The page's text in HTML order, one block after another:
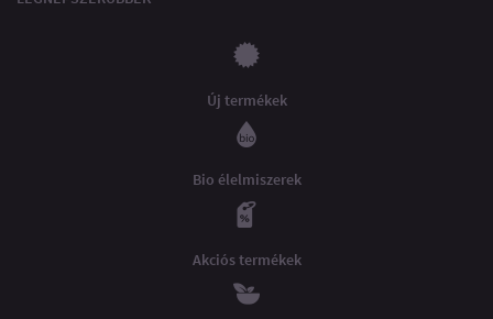
Új termékek
Bio élelmiszerek
Akciós termékek